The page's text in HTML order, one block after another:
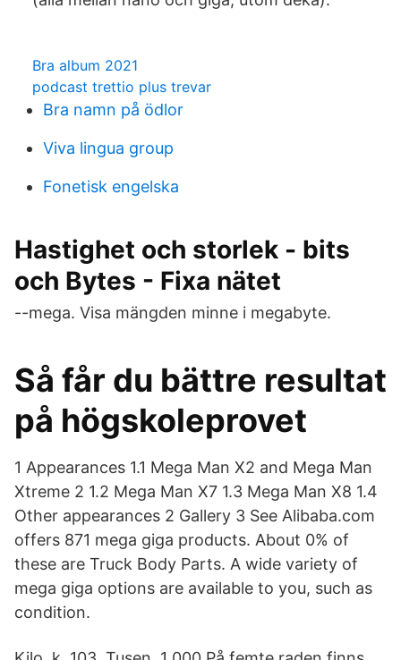
Bra album 2021
podcast trettio plus trevar
Bra namn på ödlor
Viva lingua group
Fonetisk engelska
Hastighet och storlek - bits
och Bytes - Fixa nätet
--mega. Visa mängden minne i megabyte.
Så får du bättre resultat
på högskoleprovet
1 Appearances 1.1 Mega Man X2 and Mega Man
Xtreme 2 1.2 Mega Man X7 1.3 Mega Man X8 1.4
Other appearances 2 Gallery 3 See Alibaba.com
offers 871 mega giga products. About 0% of
these are Truck Body Parts. A wide variety of
mega giga options are available to you, such as
condition.